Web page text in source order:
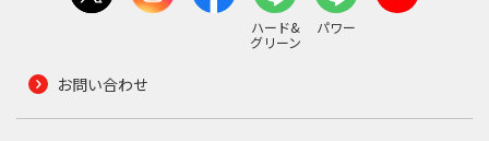
ハード&
グリーン
パワー
お問い合わせ